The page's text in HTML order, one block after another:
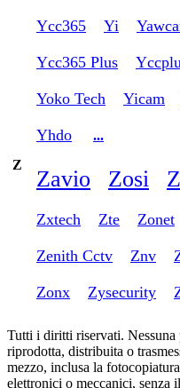
Ycc365 Yi
Ycc365 Plus
Yoko Tech Yicam
Yhdo
...
Z
Zavio Zosi
Zxtech Zte Zonet
Zenith Cctv Znv
Zonx Zysecurity
Tutti i diritti riservati. Nessuna
riprodotta, distribuita o
mezzo, inclusa la
elettronici o meccanici, senza